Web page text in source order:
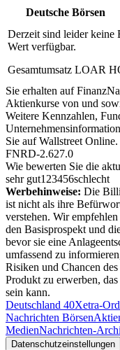
Deutsche Börsen
Derzeit sind leider keine
Wert verfügbar.
Gesamtumsatz LOAR
Sie erhalten auf
Aktienkurse von und
Weitere Kennzahlen,
Sie aufWallstreet Online.
FNRD-2.627.0
Wie bewerten Sie die
sehr gut1 23456schlecht
Werbehinweise: Die
ist nicht als ihre
verstehen. Wir
den Basisprospekt und
bevor sie eine
umfassend zu
Risiken und Chancen
Produkt zu erwerben,
sein kann.
Deutschland 40Xetra-
Nachrichten Börsen
MedienNachrichten-
Datenschutzeinstellungen